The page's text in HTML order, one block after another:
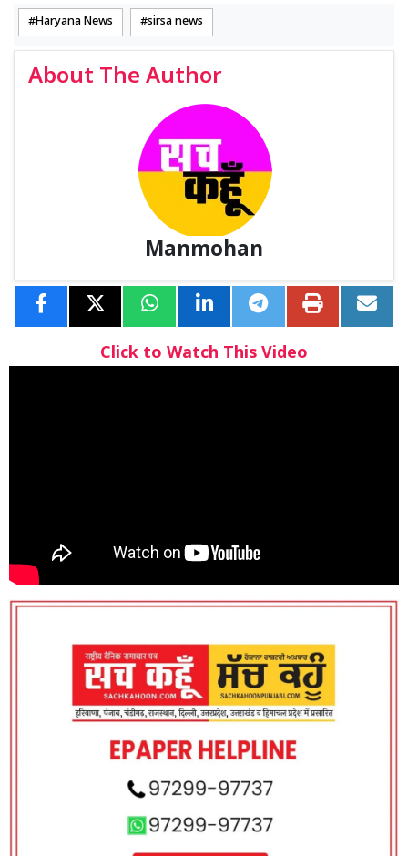
Haryana News sirsa news
About The Author
Manmohan
Click to Watch This Video